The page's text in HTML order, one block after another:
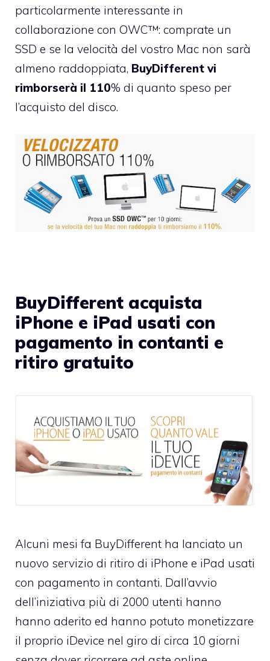
particolarmente interessante in
collaborazione con OWC™: comprate un
SSD e se la velocità del vostro Mac non sarà
almeno raddoppiata, BuyDifferent vi
rimborserà il 110% di quanto speso per
l’acquisto del disco.
BuyDifferent acquista
iPhone e iPad usati con
pagamento in contanti e
ritiro gratuito
Alcuni mesi fa BuyDifferent ha lanciato un
nuovo servizio di ritiro di iPhone e iPad usati
con pagamento in contanti. Dall’avvio
dell’iniziativa più di 2000 utenti hanno
hanno aderito ed hanno potuto monetizzare
il proprio iDevice nel giro di circa 10 giorni